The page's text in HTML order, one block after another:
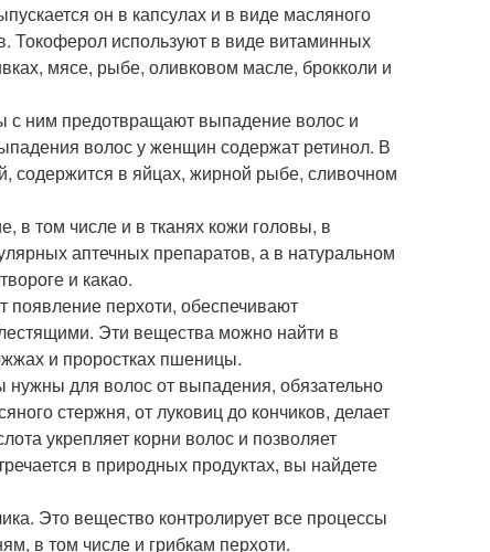
он в капсулах и в виде масляного
Токоферол используют в виде витаминных
мясе, рыбе, оливковом масле, брокколи и
с ним предотвращают выпадение волос и
волос у женщин содержат ретинол. В
содержится в яйцах, жирной рыбе, сливочном
том числе и в тканях кожи головы, в
аптечных препаратов, а в натуральном
и какао.
перхоти, обеспечивают
Эти вещества можно найти в
и проростках пшеницы.
для волос от выпадения, обязательно
стержня, от луковиц до кончиков, делает
укрепляет корни волос и позволяет
в природных продуктах, вы найдете
Это вещество контролирует все процессы
в том числе и грибкам перхоти.